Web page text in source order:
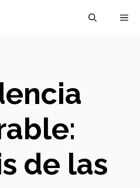
de las